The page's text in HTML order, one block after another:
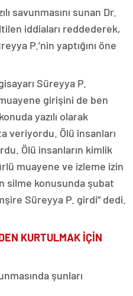
savunmasını sunan Dr.
iddiaları reddederek,
P.’nin yaptığını öne
Süreyya P.
girişini de ben
yazılı olarak
veriyordu. Ölü insanları
Ölü insanların kimlik
muayene ve izleme izin
silme konusunda şubat
Süreyya P. girdi” dedi.
KURTULMAK İÇİN
şunları